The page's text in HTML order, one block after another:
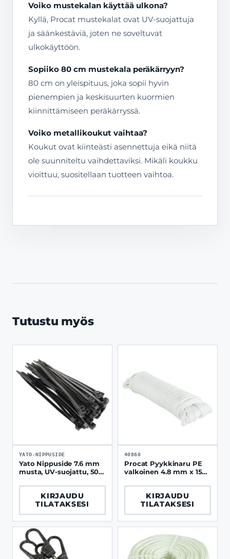
Voiko mustekalan käyttää ulkona?
Kyllä, Procat mustekalat ovat UV-suojattuja
ja säänkestäviä, joten ne soveltuvat
ulkokäyttöön.
Sopiiko 80 cm mustekala peräkärryyn?
80 cm on yleispituus, joka sopii hyvin
pienempien ja keskisuurten kuormien
kiinnittämiseen peräkärryssä.
Voiko metallikoukut vaihtaa?
Koukut ovat kiinteästi asennettuja eikä niitä
ole suunniteltu vaihdettaviksi. Mikäli koukku
vioittuu, suositellaan tuotteen vaihtoa.
Tutustu myös
YATO-NIPPUSIDE
Yato Nippuside 7.6 mm
musta, UV-suojattu, 50
KIRJAUDU
TILATAKSESI
40868
Procat Pyykkinaru PE
valkoinen 4.8 mm x 15
KIRJAUDU
TILATAKSESI